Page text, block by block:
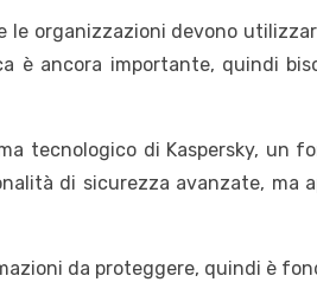
organizzazioni devono
è ancora importante, quindi
tecnologico di Kaspersky,
di sicurezza avanzate,
da proteggere, quindi è